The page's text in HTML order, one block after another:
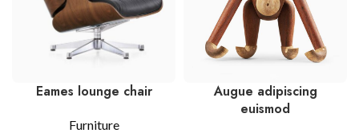
Eames lounge chair
Furniture
Augue adipiscing
euismod